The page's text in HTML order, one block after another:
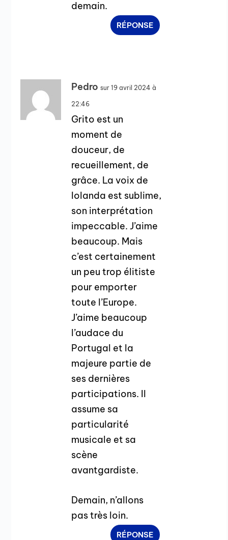
demain.
RÉPONSE
Pedro sur 19 avril 2024 à
22:46
Grito est un
moment de
douceur, de
recueillement, de
grâce. La voix de
Iolanda est sublime,
son interprétation
impeccable. J’aime
beaucoup. Mais
c’est certainement
un peu trop élitiste
pour emporter
toute l’Europe.
J’aime beaucoup
l’audace du
Portugal et la
majeure partie de
ses dernières
participations. Il
assume sa
particularité
musicale et sa
scène
avantgardiste.
Demain, n’allons
pas très loin.
RÉPONSE